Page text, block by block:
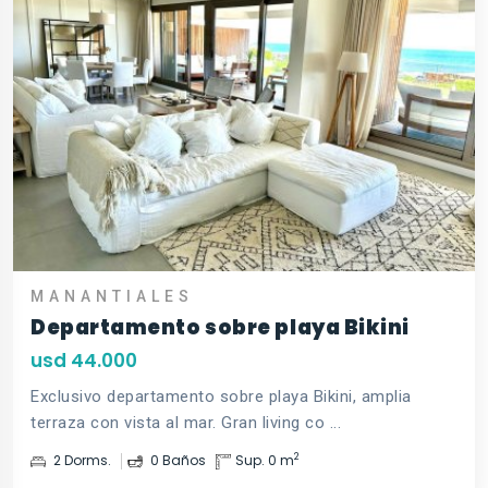
MANANTIALES
Departamento sobre playa Bikini
usd 44.000
Exclusivo departamento sobre playa Bikini, amplia
terraza con vista al mar. Gran living co ...
2 Dorms. 0 Baños Sup. 0 m2